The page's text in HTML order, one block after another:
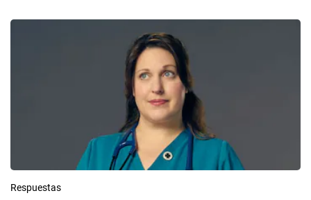
Respuestas